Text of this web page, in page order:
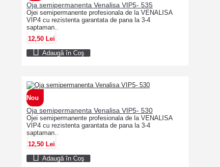
Oja semipermanenta Venalisa VIP5- 535
Ojei semipermanente profesionala de la VENALISA
VIP4 cu rezistenta garantata de pana la 3-4
saptaman..
12,50 Lei
Adaugă în Coş
Nou
Oja semipermanenta Venalisa VIP5- 530
Ojei semipermanente profesionala de la VENALISA
VIP4 cu rezistenta garantata de pana la 3-4
saptaman..
12,50 Lei
Adaugă în Coş